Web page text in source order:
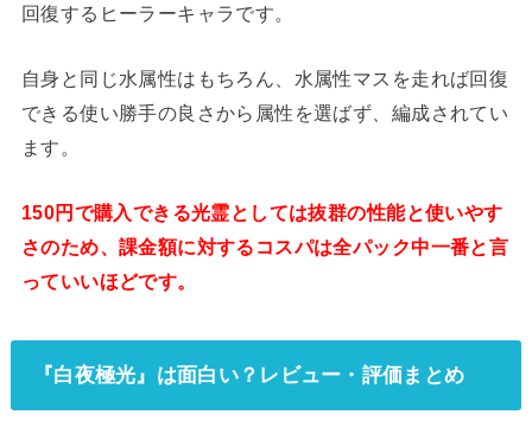
回復するヒーラーキャラです。
自身と同じ水属性はもちろん、水属性マスを走れば回復
できる使い勝手の良さから属性を選ばず、編成されてい
ます。
150円で購入できる光霊としては抜群の性能と使いやす
さのため、課金額に対するコスパは全パック中一番と言
っていいほどです。
『白夜極光』は面白い？レビュー・評価まとめ